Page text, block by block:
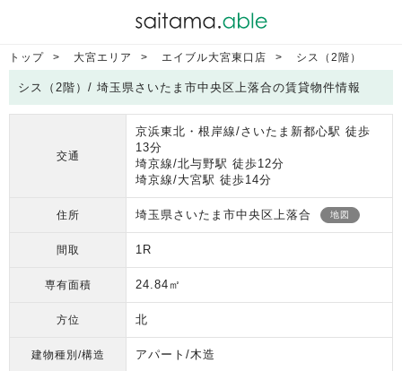
トップ 大宮エリア エイブル大宮東口店 シス（2階）
シス（2階）/ 埼玉県さいたま市中央区上落合の賃貸物件情報
交通
京浜東北・根岸線/さいたま新都心駅 徒歩
13分
埼京線/北与野駅 徒歩12分
埼京線/大宮駅 徒歩14分
住所 埼玉県さいたま市中央区上落合 地図
間取 1R
専有面積 24.84㎡
方位 北
建物種別/構造 アパート/木造